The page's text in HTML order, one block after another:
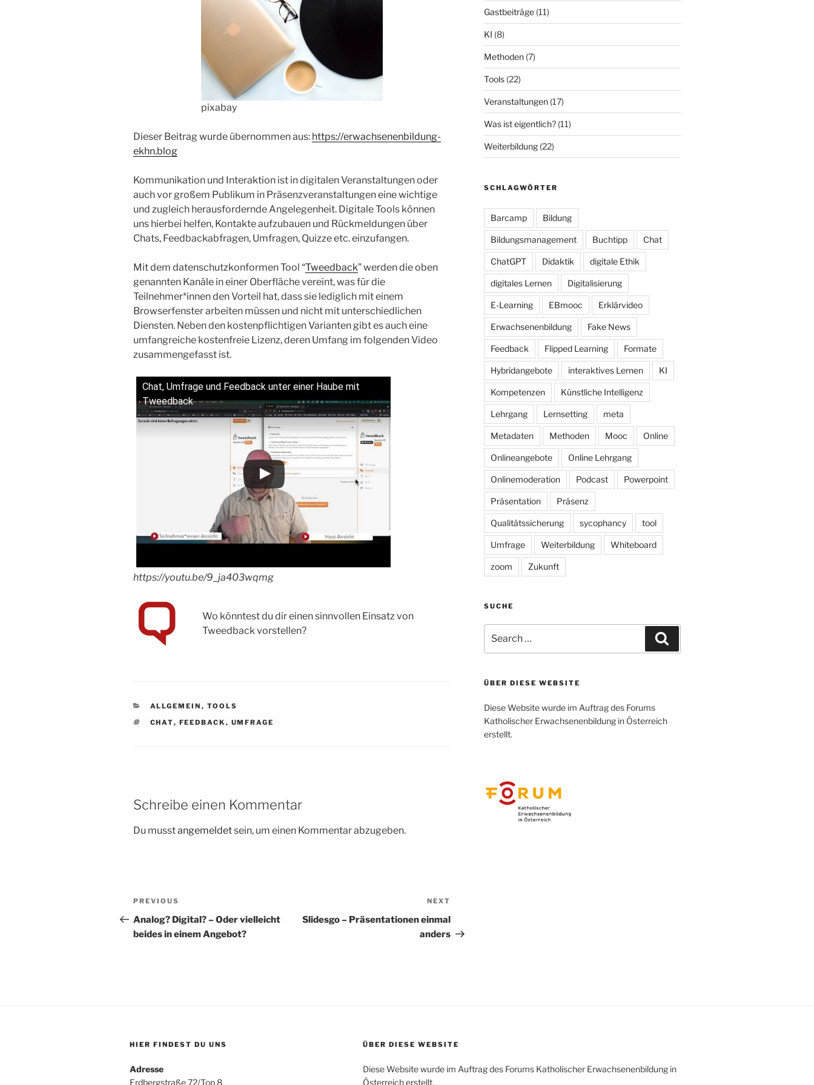
pixabay
Dieser Beitrag wurde übernommen aus: https://erwachsenenbildung-
ekhn.blog
Kommunikation und Interaktion ist in digitalen Veranstaltungen oder
auch vor großem Publikum in Präsenzveranstaltungen eine wichtige
und zugleich herausfordernde Angelegenheit. Digitale Tools können
uns hierbei helfen, Kontakte aufzubauen und Rückmeldungen über
Chats, Feedbackabfragen, Umfragen, Quizze etc. einzufangen.
Mit dem datenschutzkonformen Tool “Tweedback” werden die oben
genannten Kanäle in einer Oberfläche vereint, was für die
Teilnehmer*innen den Vorteil hat, dass sie lediglich mit einem
Browserfenster arbeiten müssen und nicht mit unterschiedlichen
Diensten. Neben den kostenpflichtigen Varianten gibt es auch eine
umfangreiche kostenfreie Lizenz, deren Umfang im folgenden Video
zusammengefasst ist.
Chat, Umfrage und Feedback unter einer Haube mit
Tweedback
https://youtu.be/9_ja403wqmg
Wo könntest du dir einen sinnvollen Einsatz von
Tweedback vorstellen?
CATEGORIES
ALLGEMEIN , TOOLS
TAGS
CHAT, FEEDBACK , UMFRAGE
Schreibe einen Kommentar
Du musstangemeldetsein, um einen Kommentar abzugeben.
Beitragsnavigation
Previous
Post
PREVIOUS
Analog? Digital? – Oder vielleicht
beides in einem Angebot?
Post
NEXT
Slidesgo – Präsentationen einmal
anders
Gastbeiträge(11)
KI (8)
Methoden(7)
Tools(22)
Veranstaltungen(17)
Was ist eigentlich?(11)
Weiterbildung(22)
SCHLAGWÖRTER
Barcamp Bildung
Bildungsmanagement Buchtipp Chat
ChatGPT Didaktik digitale Ethik
digitales Lernen Digitalisierung
E-Learning EBmooc Erklärvideo
Erwachsenenbildung Fake News
Feedback Flipped Learning Formate
Hybridangebote interaktives Lernen KI
Kompetenzen Künstliche Intelligenz
Lehrgang Lernsetting meta
Metadaten Methoden Mooc Online
Onlineangebote Online Lehrgang
Onlinemoderation Podcast Powerpoint
Präsentation Präsenz
Qualitätssicherung sycophancy tool
Umfrage Weiterbildung Whiteboard
zoom Zukunft
SUCHE
for:
ÜBER DIESE WEBSITE
Diese Website wurde im Auftrag des Forums
Katholischer Erwachsenenbildung in Österreich
erstellt.
HIER FINDEST DU UNS
Adresse
Erdbergstraße 72/Top 8
ÜBER DIESE WEBSITE
Diese Website wurde im Auftrag des Forums Katholischer Erwachsenenbildung in
Österreich erstellt.